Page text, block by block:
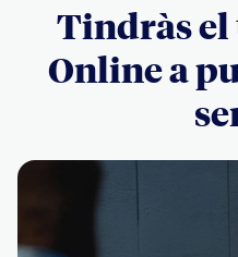
Tindràs el
Online a